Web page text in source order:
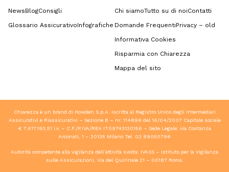
NewsBlogConsigli
Glossario AssicurativoInfografiche
Chi siamoTutto su di noiContatti
Domande FrequentiPrivacy – old
Informativa Cookies
Risparmia con Chiarezza
Mappa del sito
Chiarezza è un brand di Howden S.p.A. Iscritta al Registro Unico degli Intermediari
Assicurativi e Riassicurativi – Sezione B – nr. 114899 del 16/04/2007 Capitale sociale
€ 7.617.193,51 i.v. – C.F./P.IVA/REA IT09743130156 – Sede Legale: via Costanza
Arconati, 1 – 20135 Milano Tel. 02 89050796
Autorità competente alla vigilanza dell’attività svolta: IVASS – Istituto per la Vigilanza
sulle Assicurazioni, Via del Quirinale 21 – 00187 Roma.